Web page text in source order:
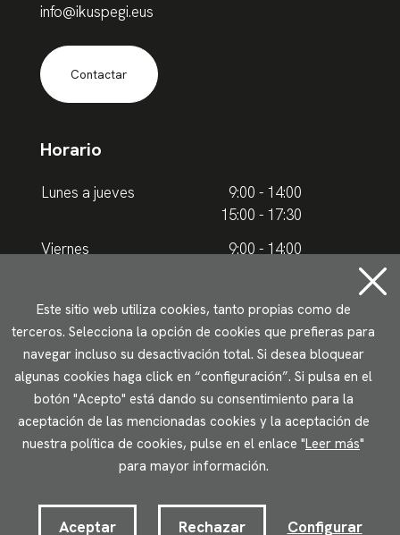
info@ikuspegi.eus
Contactar
Horario
Lunes a jueves
9:00 - 14:00
15:00 - 17:30
Viernes
9:00 - 14:00
Horario de verano
Lunes a jueves
9.00 - 15.00
Viernes
9:00 - 14:00
Aviso legal Política de privacidad
Uso de cookies
Accesibilidad
Este sitio web utiliza cookies, tanto propias como de
terceros. Selecciona la opción de cookies que prefieras para
navegar incluso su desactivación total. Si desea bloquear
algunas cookies haga click en “configuración”. Si pulsa en el
botón "Acepto" está dando su consentimiento para la
aceptación de las mencionadas cookies y la aceptación de
nuestra política de cookies, pulse en el enlace "Leer más"
para mayor información.
Aceptar Rechazar Configurar